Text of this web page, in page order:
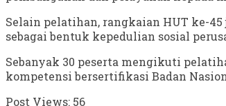
Selain pelatihan, rangkaian HUT ke-
sebagai bentuk kepedulian sosial
Sebanyak 30 peserta mengikuti
kompetensi bersertifikasi Badan
Post Views: 56